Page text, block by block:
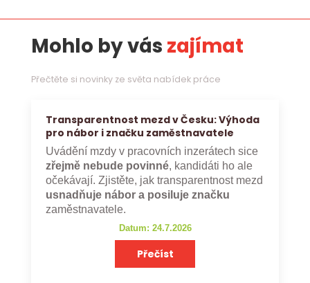
Mohlo by vás zajímat
Přečtěte si novinky ze světa nabídek práce
Transparentnost mezd v Česku: Výhoda
pro nábor i značku zaměstnavatele
Uvádění mzdy v pracovních inzerátech sice
zřejmě nebude povinné, kandidáti ho ale
očekávají. Zjistěte, jak transparentnost mezd
usnadňuje nábor a posiluje značku
zaměstnavatele.
Datum: 24.7.2026
Přečíst